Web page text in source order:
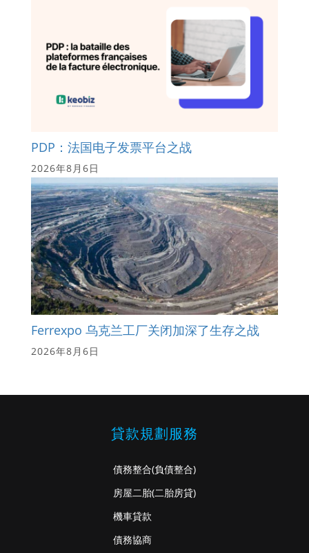
PDP：法国电子发票平台之战
2026年8月6日
Ferrexpo 乌克兰工厂关闭加深了生存之战
2026年8月6日
貸款規劃服務
債務整合(負債整合)
房屋二胎(二胎房貸)
機車貸款
債務協商